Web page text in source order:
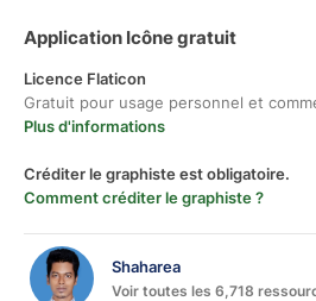
Application Icône gratuit
Licence Flaticon
Gratuit pour usage personnel et
Plus d'informations
Créditer le graphiste est obligatoire.
Comment créditer le graphiste ?
Shaharea
Voir toutes les 6,718